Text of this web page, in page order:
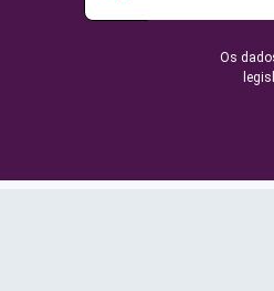
Os